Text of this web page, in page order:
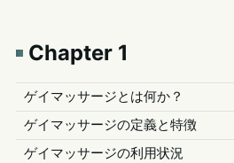
Chapter 1
ゲイマッサージとは何か？
ゲイマッサージの定義と特徴
ゲイマッサージの利用状況